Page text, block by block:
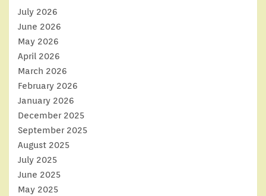
July 2026
June 2026
May 2026
April 2026
March 2026
February 2026
January 2026
December 2025
September 2025
August 2025
July 2025
June 2025
May 2025